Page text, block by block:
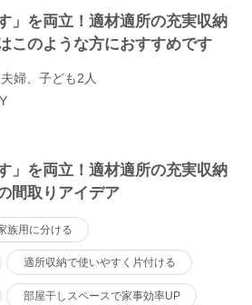
」を両立！適材適所の充実収納
このような方におすすめです
婦、子ども2人
」を両立！適材適所の充実収納
間取りアイデア
族用に分ける
適所収納で使いやすく片付ける
部屋干しスペースで家事効率UP